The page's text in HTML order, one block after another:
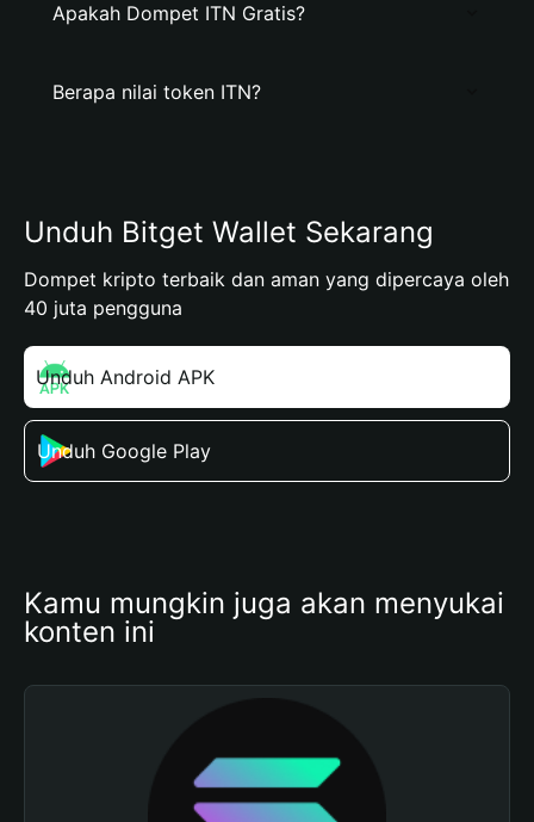
Apakah Dompet ITN Gratis?
Berapa nilai token ITN?
Unduh Bitget Wallet Sekarang
Dompet kripto terbaik dan aman yang dipercaya oleh
40 juta pengguna
Unduh Android APK
Unduh Google Play
Kamu mungkin juga akan menyukai
konten ini